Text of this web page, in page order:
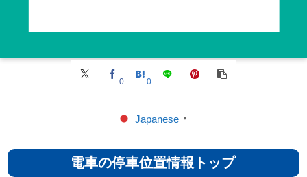
0 0
Japanese ▼
電車の停車位置情報トップ